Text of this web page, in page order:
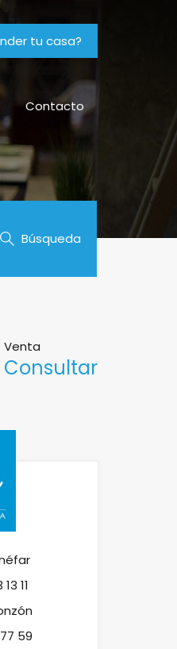
tu casa?
Contacto
Búsqueda
Venta
Consultar
11
59